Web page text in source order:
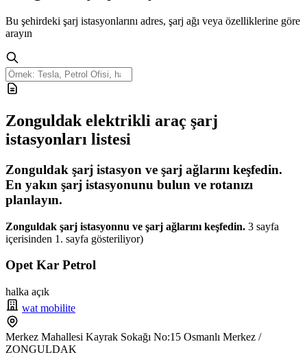
Bu şehirdeki şarj istasyonlarını adres, şarj ağı veya özelliklerine göre
arayın
Zonguldak elektrikli araç şarj
istasyonları listesi
Zonguldak şarj istasyon ve şarj ağlarını keşfedin.
En yakın şarj istasyonunu bulun ve rotanızı
planlayın.
Zonguldak şarj istasyonnu ve şarj ağlarını keşfedin. 3 sayfa
içerisinden 1. sayfa gösteriliyor)
Opet Kar Petrol
halka açık
wat mobilite
Merkez Mahallesi Kayrak Sokağı No:15 Osmanlı Merkez /
ZONGULDAK